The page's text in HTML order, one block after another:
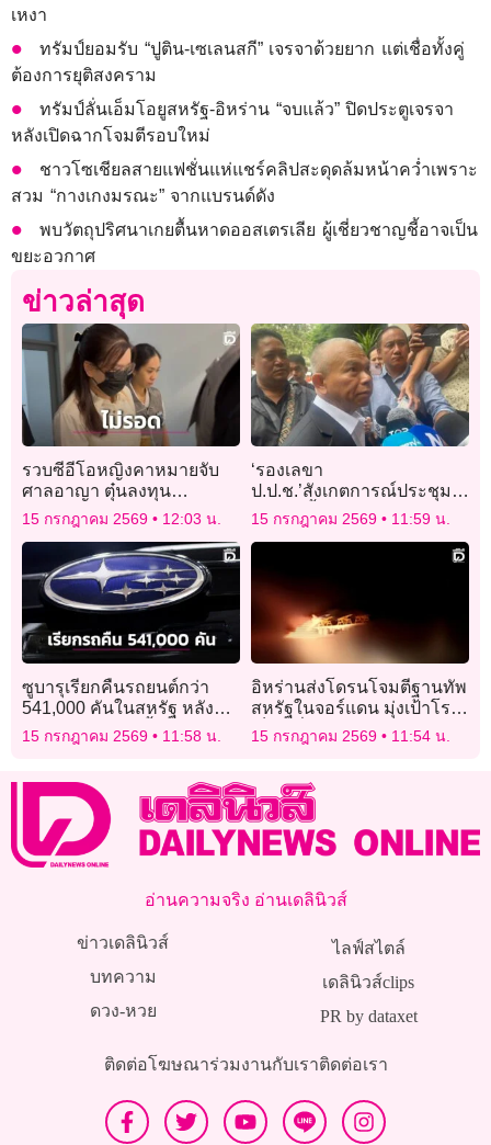
เหงา
ทรัมป์ยอมรับ “ปูติน-เซเลนสกี” เจรจาด้วยยาก แต่เชื่อทั้งคู่
ต้องการยุติสงคราม
ทรัมป์ลั่นเอ็มโอยูสหรัฐ-อิหร่าน “จบแล้ว” ปิดประตูเจรจา
หลังเปิดฉากโจมตีรอบใหม่
ชาวโซเชียลสายแฟชั่นแห่แชร์คลิปสะดุดล้มหน้าคว่ำเพราะ
สวม “กางเกงมรณะ” จากแบรนด์ดัง
พบวัตถุปริศนาเกยตื้นหาดออสเตรเลีย ผู้เชี่ยวชาญชี้อาจเป็น
ขยะอวกาศ
ข่าวล่าสุด
รวบซีอีโอหญิงคาหมายจับ
ศาลอาญา ตุ๋นลงทุน
ออนไลน์-ฟอกเงิน แฉ
พฤติการณ์แต่งกราฟลวง
เหยื่อ
15 กรกฎาคม 2569 12:03 น.
‘รองเลขา
ป.ป.ช.’สังเกตการณ์ประชุม
‘ก.สถ.’ ย้ำเพิกถอน ขรก.
5,000 รายชื่อไม่ใช่อำนาจ
15 กรกฎาคม 2569 11:59 น.
ซูบารุเรียกคืนรถยนต์กว่า
541,000 คันในสหรัฐ หลังพบ
ติดป้ายบอกพิกัดน้ำหนักผิด
15 กรกฎาคม 2569 11:58 น.
อิหร่านส่งโดรนโจมตีฐานทัพ
สหรัฐในจอร์แดน มุ่งเป้าโรง
เก็บเครื่องบินเอฟ-18
15 กรกฎาคม 2569 11:54 น.
อ่านความจริง อ่านเดลินิวส์
ข่าวเดลินิวส์
บทความ
ดวง-หวย
ไลฟ์สไตล์
เดลินิวส์clips
PR by dataxet
ติดต่อโฆษณาร่วมงานกับเราติดต่อเรา